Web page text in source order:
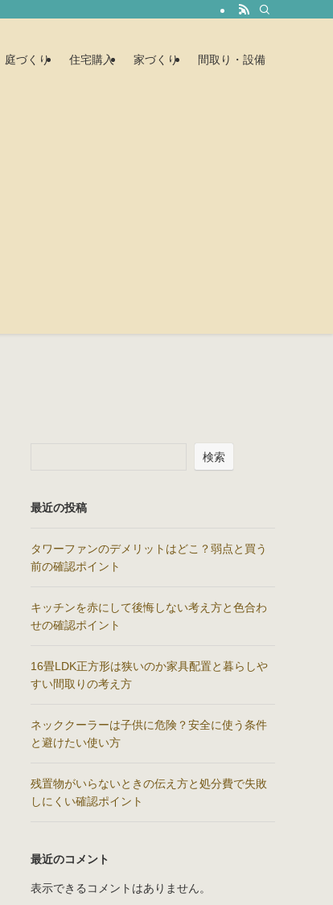
庭づくり 住宅購入 家づくり 間取り・設備
検索
最近の投稿
タワーファンのデメリットはどこ？弱点と買う
前の確認ポイント
キッチンを赤にして後悔しない考え方と色合わ
せの確認ポイント
16畳LDK正方形は狭いのか家具配置と暮らしや
すい間取りの考え方
ネッククーラーは子供に危険？安全に使う条件
と避けたい使い方
残置物がいらないときの伝え方と処分費で失敗
しにくい確認ポイント
最近のコメント
表示できるコメントはありません。